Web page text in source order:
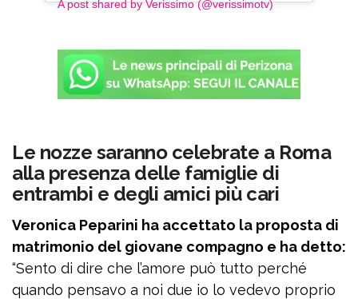
A post shared by Verissimo (@verissimotv)
Le nozze saranno celebrate a Roma
alla presenza delle famiglie di
entrambi e degli amici più cari
Veronica Peparini ha accettato la proposta di
matrimonio del giovane compagno e ha detto:
“Sento di dire che l’amore può tutto perché
quando pensavo a noi due io lo vedevo proprio